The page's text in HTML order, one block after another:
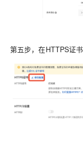
第五步，在HTTPS证书